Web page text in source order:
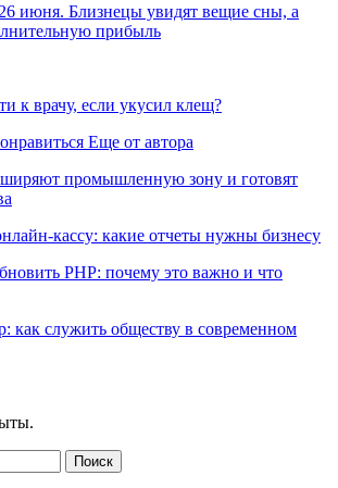
июня. Близнецы увидят вещие сны, а
прибыль
к врачу, если укусил клещ?
Еще от автора
промышленную зону и готовят
кассу: какие отчеты нужны бизнесу
PHP: почему это важно и что
как служить обществу в современном